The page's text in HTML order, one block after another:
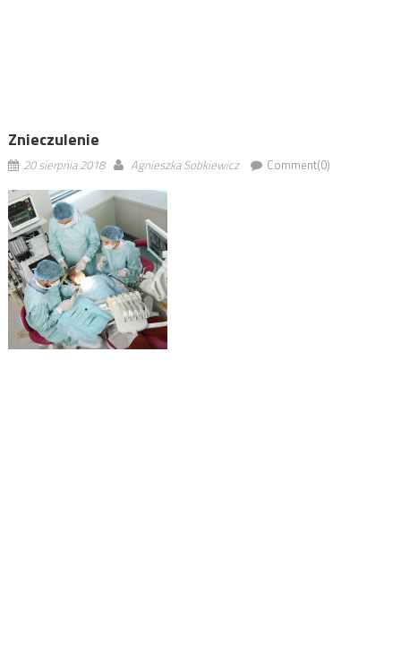
Znieczulenie
20 sierpnia 2018 Agnieszka Sobkiewicz Comment(0)